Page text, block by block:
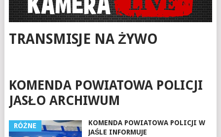
TRANSMISJE NA ŻYWO
KOMENDA POWIATOWA POLICJI
JASŁO ARCHIWUM
RÓŻNE
KOMENDA POWIATOWA POLICJI W
JAŚLE INFORMUJE